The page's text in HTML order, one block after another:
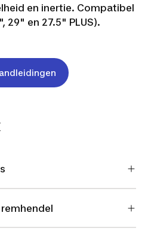
en inertie. Compatibel
29" en 27.5" PLUS).